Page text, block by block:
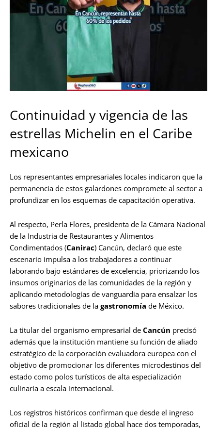
Continuidad y vigencia de las
estrellas Michelin en el Caribe
mexicano
Los representantes empresariales locales indicaron que la
permanencia de estos galardones compromete al sector a
profundizar en los esquemas de capacitación operativa.
Al respecto, Perla Flores, presidenta de la Cámara Nacional
de la Industria de Restaurantes y Alimentos
Condimentados (Canirac) Cancún, declaró que este
escenario impulsa a los trabajadores a continuar
laborando bajo estándares de excelencia, priorizando los
insumos originarios de las comunidades de la región y
aplicando metodologías de vanguardia para ensalzar los
sabores tradicionales de la gastronomía de México.
La titular del organismo empresarial de Cancún precisó
además que la institución mantiene su función de aliado
estratégico de la corporación evaluadora europea con el
objetivo de promocionar los diferentes microdestinos del
estado como polos turísticos de alta especialización
culinaria a escala internacional.
Los registros históricos confirman que desde el ingreso
oficial de la región al listado global hace dos temporadas,